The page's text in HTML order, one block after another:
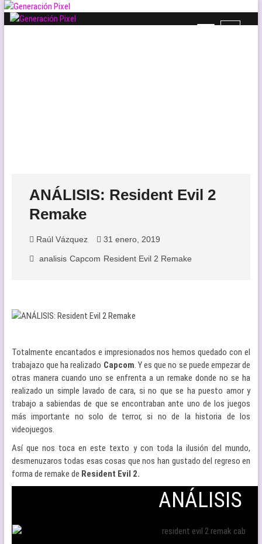
Saltar
B
ANÁLISIS: Resident Evil 2
Remake
Raúl Vázquez 31 enero, 2019
analisis Capcom Resident Evil 2 Remake
Totalmente encantados e impresionados nos hemos quedado con el
trabajazo que ha realizado Capcom. Y es que no se puede empezar de
otras manera cuando uno se enfrenta a un remake donde no se ha
realizado un simple lavado de cara, si no que se ha puesto amor y
trabajo a sabiendas de que se encontraban ante uno de los juegos
más importante no solo de terror, si no de la historia de los
videojuegos.
Así que nos toca en este texto y con toda la ilusión del mundo,
desmenuzaros todas esas cosas que nos han gustado del regreso en
forma de remake de Resident Evil 2.
ANÁLISIS